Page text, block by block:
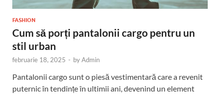
FASHION
Cum să porți pantalonii cargo pentru un
stil urban
februarie 18, 2025 - byAdmin
Pantalonii cargo sunt o piesă vestimentară care a revenit
puternic în tendințe în ultimii ani, devenind un element